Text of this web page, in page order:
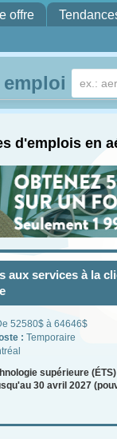
offre
d'emplois en
aux services à la
52580$ à 64646$
: Temporaire
supérieure
30 avril 2027